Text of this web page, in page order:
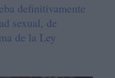
definitivamente
sexual, de
de la Ley